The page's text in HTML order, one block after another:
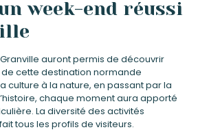
week-end réussi
auront permis de découvrir
cette destination normande
culture à la nature, en passant par la
chaque moment aura apporté
La diversité des activités
tous les profils de visiteurs.